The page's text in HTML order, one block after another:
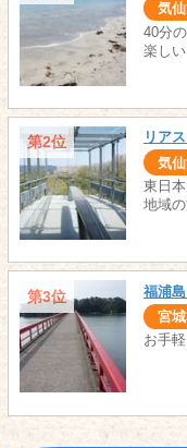
気
40分
楽しい
第2位 リア
気
東日
地域
第3位 福浦島
宮
お手